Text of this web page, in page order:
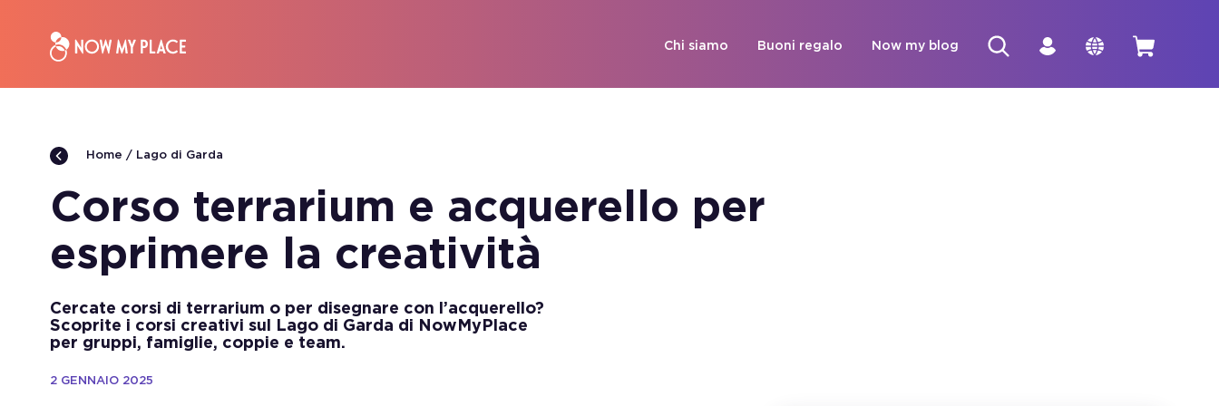
Chi siamo Buoni regalo Now my blog
Home Lago di Garda
Corso terrarium e acquerello per
esprimere la creatività
Cercate corsi di terrarium o per disegnare con l’acquerello?
Scoprite i corsi creativi sul Lago di Garda di NowMyPlace
per gruppi, famiglie, coppie e team.
2 GENNAIO 2025